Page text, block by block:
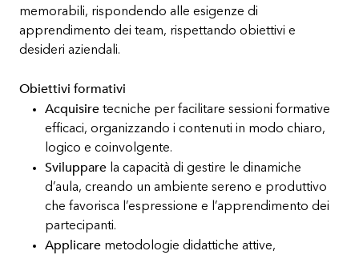
memorabili, rispondendo alle esigenze di
apprendimento dei team, rispettando obiettivi e
desideri aziendali.
Obiettivi formativi
Acquisire tecniche per facilitare sessioni formative
efficaci, organizzando i contenuti in modo chiaro,
logico e coinvolgente.
Sviluppare la capacità di gestire le dinamiche
d’aula, creando un ambiente sereno e produttivo
che favorisca l’espressione e l’apprendimento dei
partecipanti.
Applicare metodologie didattiche attive,